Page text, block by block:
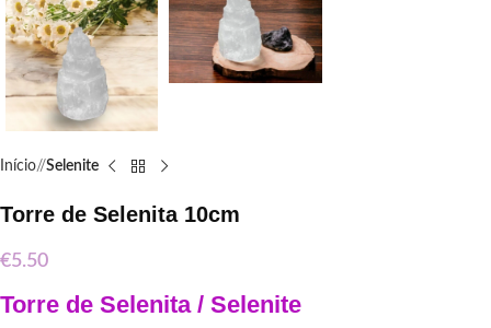
Início/ Selenite
Torre de Selenita 10cm
€5.50
Torre de Selenita / Selenite